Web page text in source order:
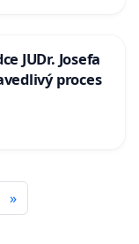
JUDr. Josefa
proces
»